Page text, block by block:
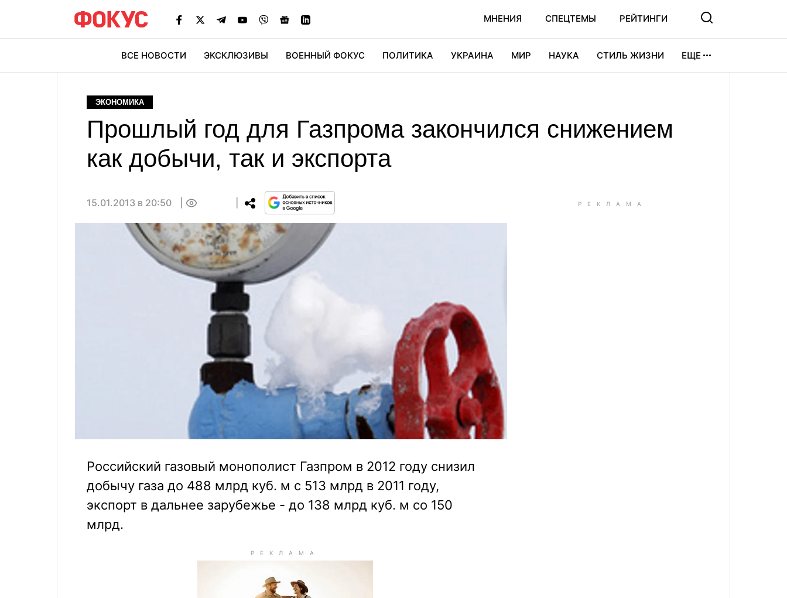
МНЕНИЯ СПЕЦТЕМЫ РЕЙТИНГИ
ВСЕ НОВОСТИ ЭКСКЛЮЗИВЫ ВОЕННЫЙ ФОКУС ПОЛИТИКА УКРАИНА МИР НАУКА СТИЛЬ ЖИЗНИ ЕЩЕ
ЭКОНОМИКА
Прошлый год для Газпрома закончился снижением
как добычи, так и экспорта
15.01.2013 в 20:50
Российский газовый монополист Газпром в 2012 году снизил
добычу газа до 488 млрд куб. м с 513 млрд в 2011 году,
экспорт в дальнее зарубежье - до 138 млрд куб. м со 150
млрд.